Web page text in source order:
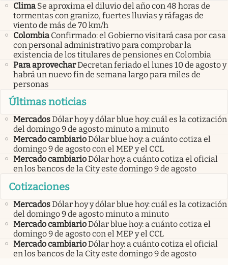
Clima Se aproxima el diluvio del año con 48 horas de
tormentas con granizo, fuertes lluvias y ráfagas de
viento de más de 70 km/h
Colombia Confirmado: el Gobierno visitará casa por casa
con personal administrativo para comprobar la
existencia de los titulares de pensiones en Colombia
Para aprovecharDecretan feriado el lunes 10 de agosto y
habrá un nuevo fin de semana largo para miles de
personas
Últimas noticias
MercadosDólar hoy y dólar blue hoy: cuál es la cotización
del domingo 9 de agosto minuto a minuto
Mercado cambiarioDólar blue hoy: a cuánto cotiza el
domingo 9 de agosto con el MEP y el CCL
Mercado cambiarioDólar hoy: a cuánto cotiza el oficial
en los bancos de la City este domingo 9 de agosto
Cotizaciones
MercadosDólar hoy y dólar blue hoy: cuál es la cotización
del domingo 9 de agosto minuto a minuto
Mercado cambiarioDólar blue hoy: a cuánto cotiza el
domingo 9 de agosto con el MEP y el CCL
Mercado cambiarioDólar hoy: a cuánto cotiza el oficial
en los bancos de la City este domingo 9 de agosto